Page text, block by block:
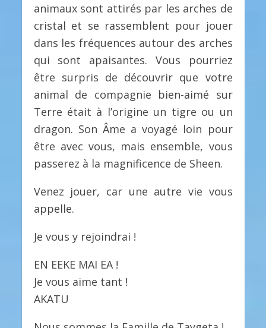
animaux sont attirés par les arches de
cristal et se rassemblent pour jouer
dans les fréquences autour des arches
qui sont apaisantes. Vous pourriez
être surpris de découvrir que votre
animal de compagnie bien-aimé sur
Terre était à l’origine un tigre ou un
dragon. Son Âme a voyagé loin pour
être avec vous, mais ensemble, vous
passerez à la magnificence de Sheen.
Venez jouer, car une autre vie vous
appelle.
Je vous y rejoindrai !
EN EEKE MAI EA !
Je vous aime tant !
AKATU